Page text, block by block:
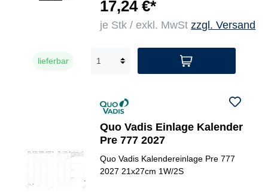
17,24 €*
je Stk / exkl. MwStzzgl. Versand
lieferbar
Quo Vadis Einlage Kalender
Pre 777 2027
Quo Vadis Kalendereinlage Pre 777
2027 21x27cm 1W/2S